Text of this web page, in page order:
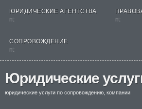
ЮРИДИЧЕСКИЕ АГЕНТСТВА
nt
nt
СОПРОВОЖДЕНИЕ
nt
Юридические
юридические услуги по сопровождению, компании